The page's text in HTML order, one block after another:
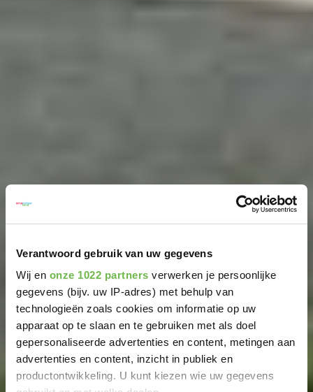
Verantwoord gebruik van uw gegevens
Wij en onze 1022 partners verwerken je persoonlijke
gegevens (bijv. uw IP-adres) met behulp van
technologieën zoals cookies om informatie op uw
apparaat op te slaan en te gebruiken met als doel
gepersonaliseerde advertenties en content, metingen aan
advertenties en content, inzicht in publiek en
productontwikkeling. U kunt kiezen wie uw gegevens